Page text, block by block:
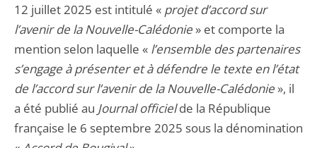
12 juillet 2025 est intitulé « projet d’accord sur
l’avenir de la Nouvelle-Calédonie » et comporte la
mention selon laquelle « l’ensemble des partenaires
s’engage à présenter et à défendre le texte en l’état
de l’accord sur l’avenir de la Nouvelle-Calédonie », il
a été publié au Journal officielde la République
française le 6 septembre 2025 sous la dénomination